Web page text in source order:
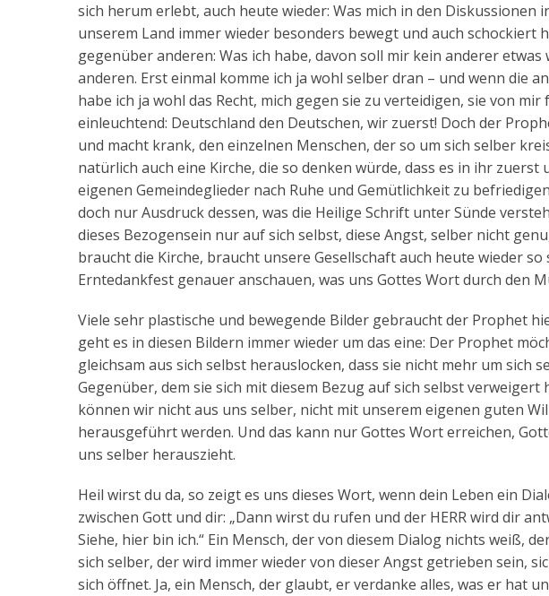
sich herum erlebt, auch heute wieder: Was mich in den
unserem Land immer wieder besonders bewegt und auch schockiert
gegenüber anderen: Was ich habe, davon soll mir kein anderer
anderen. Erst einmal komme ich ja wohl selber dran – und wenn die
habe ich ja wohl das Recht, mich gegen sie zu verteidigen, sie von
einleuchtend: Deutschland den Deutschen, wir zuerst! Doch der
und macht krank, den einzelnen Menschen, der so um sich selber
natürlich auch eine Kirche, die so denken würde, dass es in ihr
eigenen Gemeindeglieder nach Ruhe und Gemütlichkeit zu
doch nur Ausdruck dessen, was die Heilige Schrift unter Sünde
dieses Bezogensein nur auf sich selbst, diese Angst, selber nicht
braucht die Kirche, braucht unsere Gesellschaft auch heute wieder
Erntedankfest genauer anschauen, was uns Gottes Wort durch den
Viele sehr plastische und bewegende Bilder gebraucht der Prophet
geht es in diesen Bildern immer wieder um das eine: Der Prophet
gleichsam aus sich selbst herauslocken, dass sie nicht mehr um sich
Gegenüber, dem sie sich mit diesem Bezug auf sich selbst verweigert
können wir nicht aus uns selber, nicht mit unserem eigenen guten
herausgeführt werden. Und das kann nur Gottes Wort erreichen,
uns selber herauszieht.
Heil wirst du da, so zeigt es uns dieses Wort, wenn dein Leben ein
zwischen Gott und dir: „Dann wirst du rufen und der HERR wird dir
Siehe, hier bin ich.“ Ein Mensch, der von diesem Dialog nichts weiß,
sich selber, der wird immer wieder von dieser Angst getrieben sein,
sich öffnet. Ja, ein Mensch, der glaubt, er verdanke alles, was er hat